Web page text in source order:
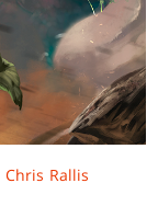
Chris Rallis